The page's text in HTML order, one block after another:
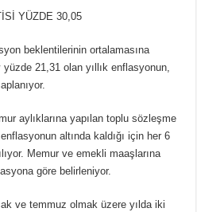
YÜZDE 30,05
beklentilerinin ortalamasına
21,31 olan yıllık enflasyonun,
aylıklarına yapılan toplu sözleşme
altında kaldığı için her 6
Memur ve emekli maaşlarına
göre belirleniyor.
ve temmuz olmak üzere yılda iki